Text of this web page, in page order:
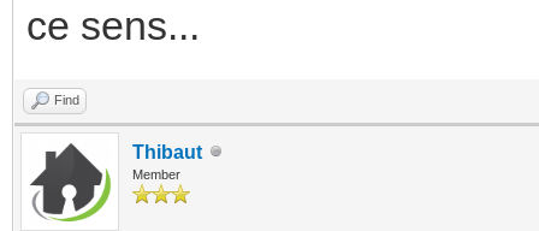
ce sens...
Find
Thibaut
Member